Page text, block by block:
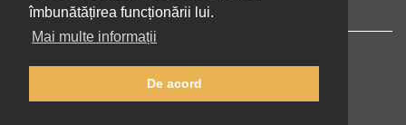
îmbunătățirea funcționării lui.
Mai multe informații
De acord
© 2002-2026 lernu.net |Impressum